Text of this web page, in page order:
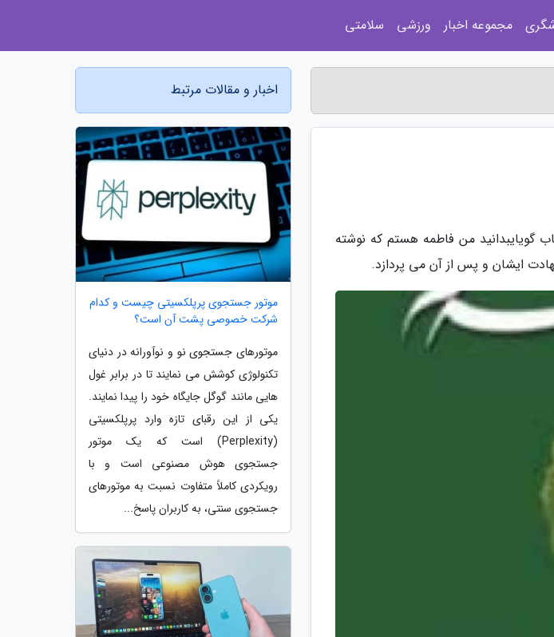
گویایبدانید من فاطمه هستم که نوشته
ایشان و پس از آن می پردازد.
اخبار و مقالات مرتبط
موتور جستجوی پرپلکسیتی چیست و کدام
شرکت خصوصی پشت آن است؟
موتورهای جستجوی نو و نوآورانه در دنیای
تکنولوژی کوشش می نمایند تا در برابر غول
هایی مانند گوگل جایگاه خود را پیدا نمایند.
یکی از این رقبای تازه وارد پرپلکسیتی
(Perplexity) است که یک موتور
جستجوی هوش مصنوعی است و با
رویکردی کاملاً متفاوت نسبت به موتورهای
جستجوی سنتی، به کاربران پاسخ...
مجموعه اخبار ورزشی سلامتی